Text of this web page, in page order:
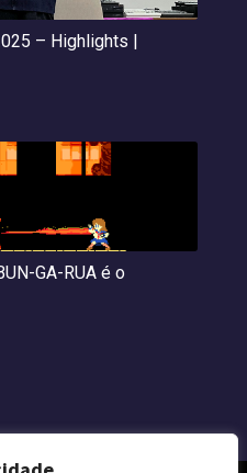
– Highlights |
GA-RUA é o